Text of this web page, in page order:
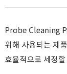
Probe Cleaning
위해 사용되는 제
효율적으로 세정